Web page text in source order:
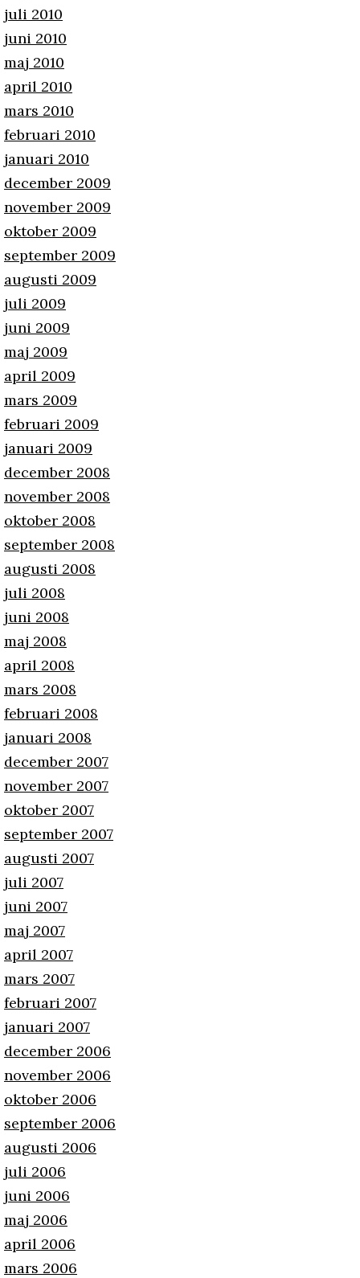
juli 2010
juni 2010
maj 2010
april 2010
mars 2010
februari 2010
januari 2010
december 2009
november 2009
oktober 2009
september 2009
augusti 2009
juli 2009
juni 2009
maj 2009
april 2009
mars 2009
februari 2009
januari 2009
december 2008
november 2008
oktober 2008
september 2008
augusti 2008
juli 2008
juni 2008
maj 2008
april 2008
mars 2008
februari 2008
januari 2008
december 2007
november 2007
oktober 2007
september 2007
augusti 2007
juli 2007
juni 2007
maj 2007
april 2007
mars 2007
februari 2007
januari 2007
december 2006
november 2006
oktober 2006
september 2006
augusti 2006
juli 2006
juni 2006
maj 2006
april 2006
mars 2006